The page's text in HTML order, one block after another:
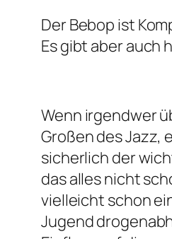
Der Bebop ist
Es gibt aber auch
Wenn irgendwer
Großen des Jazz,
sicherlich der
das alles nicht
vielleicht schon
Jugend